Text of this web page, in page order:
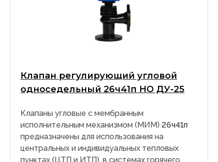
Клапан регулирующий угловой
односедельный 26ч41п НО ДУ-25
Клапаны угловые с мембранным
исполнительным механизмом (МИМ) 26ч41п
предназначены для использования на
центральных и индивидуальных тепловых
пунктах (ЦТП и ИТП), в системах горячего